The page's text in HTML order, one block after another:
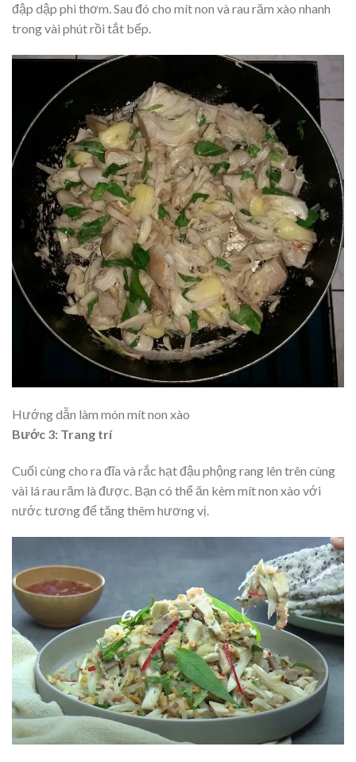
đập dập phi thơm. Sau đó cho mít non và rau răm xào nhanh
trong vài phút rồi tắt bếp.
Hướng dẫn làm món mít non xào
Bước 3: Trang trí
Cuối cùng cho ra đĩa và rắc hạt đậu phộng rang lên trên cùng
vài lá rau răm là được. Bạn có thể ăn kèm mít non xào với
nước tương để tăng thêm hương vị.